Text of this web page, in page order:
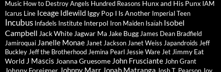
Music How to Destroy Angels Hundred Reasons Hunx and His Punx IAM
Icarus Line Iceage Idlewild Iggy Pop I Is Another Imperial Teen
Incubus Infadels Institute Interpol Iron Maiden Isaïah Isobel
Campbell Jack White Jagwar Ma Jake Bugg James Dean Bradfield
Jamiroquai Janelle Monae Janet Jackson Janet Weiss Japandroids Jeff
Buckley Jeff the Brotherhood Jemina Pearl Jessie Ware Jet Jimmy Eat
World J Mascis Joanna Gruesome John Frusciante John Grant
Johnny Foreigner Johnny Marr Jonah Matranga